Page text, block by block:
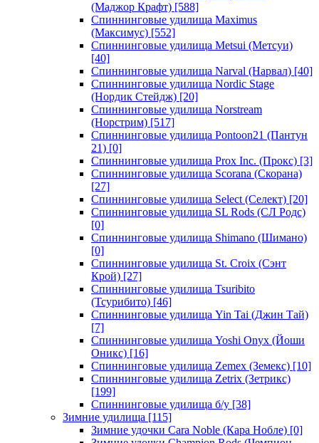
(Маджор Крафт) [588]
Спиннинговые удилища Maximus
(Максимус) [552]
Спиннинговые удилища Metsui (Метсуи)
[40]
Спиннинговые удилища Narval (Нарвал) [40]
Спиннинговые удилища Nordic Stage
(Нордик Стейдж) [20]
Спиннинговые удилища Norstream
(Норстрим) [517]
Спиннинговые удилища Pontoon21 (Пантун
21) [0]
Спиннинговые удилища Prox Inc. (Прокс) [3]
Спиннинговые удилища Scorana (Скорана)
[27]
Спиннинговые удилища Select (Селект) [20]
Спиннинговые удилища SL Rods (СЛ Родс)
[0]
Спиннинговые удилища Shimano (Шимано)
[0]
Спиннинговые удилища St. Croix (Сэнт
Крой) [27]
Спиннинговые удилища Tsuribito
(Тсурибито) [46]
Спиннинговые удилища Yin Tai (Джин Тай)
[7]
Спиннинговые удилища Yoshi Onyx (Йоши
Оникс) [16]
Спиннинговые удилища Zemex (Земекс) [10]
Спиннинговые удилища Zetrix (Зетрикс)
[199]
Спиннинговые удилища б/у [38]
Зимние удилища [115]
Зимние удочки Cara Noble (Кара Нобле) [0]